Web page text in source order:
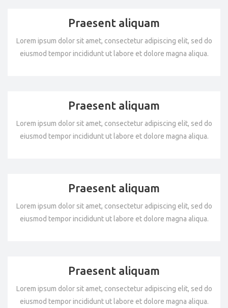
Praesent aliquam
Lorem ipsum dolor sit amet, consectetur adipiscing elit, sed do
eiusmod tempor incididunt ut labore et dolore magna aliqua.
Praesent aliquam
Lorem ipsum dolor sit amet, consectetur adipiscing elit, sed do
eiusmod tempor incididunt ut labore et dolore magna aliqua.
Praesent aliquam
Lorem ipsum dolor sit amet, consectetur adipiscing elit, sed do
eiusmod tempor incididunt ut labore et dolore magna aliqua.
Praesent aliquam
Lorem ipsum dolor sit amet, consectetur adipiscing elit, sed do
eiusmod tempor incididunt ut labore et dolore magna aliqua.